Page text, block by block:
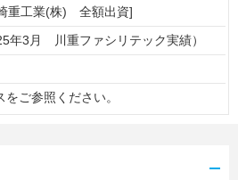
重工業(株) 全額出資]
年3月 川重ファシリテック実績）
ご参照ください。